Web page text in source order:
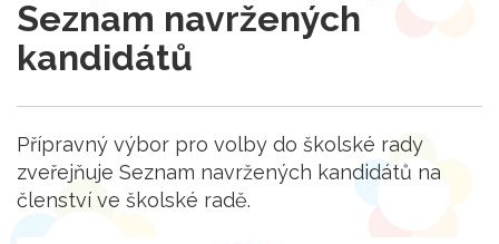
Seznam navržených
kandidátů
Přípravný výbor pro volby do školské rady
zveřejňuje Seznam navržených kandidátů na
členství ve školské radě.